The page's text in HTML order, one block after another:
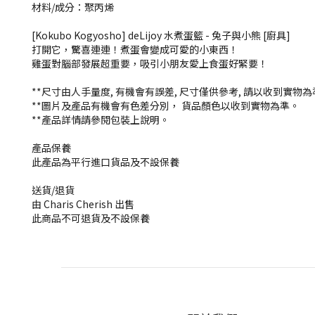
材料/成分：聚丙烯
[Kokubo Kogyosho] deLijoy 水煮蛋籃 - 兔子與小熊 [廚具]
打開它，驚喜連連！煮蛋會變成可愛的小東西！
雞蛋對腦部發展超重要，吸引小朋友愛上食蛋好緊要！
**尺寸由人手量度, 有機會有誤差, 尺寸僅供參考, 請以收到實物為
**圖片及產品有機會有色差分別， 貨品顏色以收到實物為準。
**產品詳情請參閱包裝上說明。
產品保養
此產品為平行進口貨品及不設保養
送貨/退貨
由 Charis Cherish 出售
此商品不可退貨及不設保養